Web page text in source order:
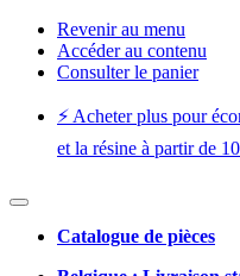
Revenir au menu
Accéder au contenu
Consulter le panier
⚡️ Acheter plus pour
et la résine à partir de
Catalogue de pièces